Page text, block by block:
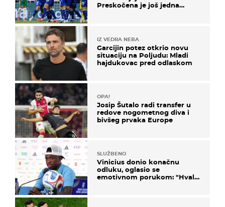
Preskočena je još jedna
IZ VEDRA NEBA
Garcijin potez otkrio novu
situaciju na Poljudu: Mladi
hajdukovac pred odlaskom
OPA!
Josip Šutalo radi transfer u
redove nogometnog diva i
bivšeg prvaka Europe
SLUŽBENO
Vinicius donio konačnu
odluku, oglasio se
emotivnom porukom: "Hvala